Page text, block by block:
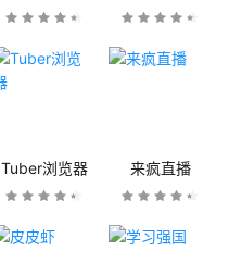
Tuber浏览器 来疯直播